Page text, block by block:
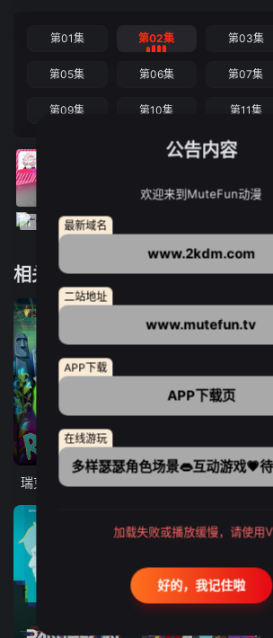
第01集 第02集 第03集
第05集 第06集 第07集
第09集 第10集 第11集
相关推荐
10集全
瑞克和莫蒂 第八季
9集全
公告内容
欢迎来到MuteFun动漫
最新域名
www.2kdm.com
二站地址
www.mutefun.tv
APP下载
APP下载页
在线游玩
多样瑟瑟角色场景👄互动游戏💗
加载失败或播放缓慢，请使用
好的，我记住啦